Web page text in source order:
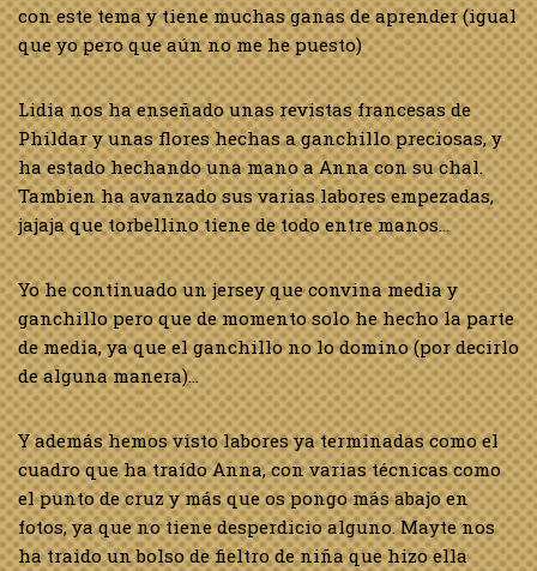
con este tema y tiene muchas ganas de aprender (igual
que yo pero que aún no me he puesto)
Lidia nos ha enseñado unas revistas francesas de
Phildar y unas flores hechas a ganchillo preciosas, y
ha estado hechando una mano a Anna con su chal.
Tambien ha avanzado sus varias labores empezadas,
jajaja que torbellino tiene de todo entre manos…
Yo he continuado un jersey que convina media y
ganchillo pero que de momento solo he hecho la parte
de media, ya que el ganchillo no lo domino (por decirlo
de alguna manera)…
Y además hemos visto labores ya terminadas como el
cuadro que ha traído Anna, con varias técnicas como
el punto de cruz y más que os pongo más abajo en
fotos, ya que no tiene desperdicio alguno. Mayte nos
ha traido un bolso de fieltro de niña que hizo ella